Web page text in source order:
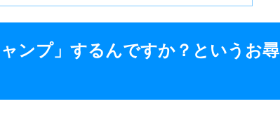
ンプ」するんですか？というお尋